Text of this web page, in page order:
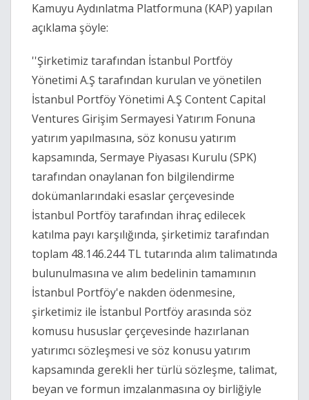
Kamuyu Aydınlatma Platformuna (KAP) yapılan
açıklama şöyle:
''Şirketimiz tarafından İstanbul Portföy
Yönetimi A.Ş tarafından kurulan ve yönetilen
İstanbul Portföy Yönetimi A.Ş Content Capital
Ventures Girişim Sermayesi Yatırım Fonuna
yatırım yapılmasına, söz konusu yatırım
kapsamında, Sermaye Piyasası Kurulu (SPK)
tarafından onaylanan fon bilgilendirme
dokümanlarındaki esaslar çerçevesinde
İstanbul Portföy tarafından ihraç edilecek
katılma payı karşılığında, şirketimiz tarafından
toplam 48.146.244 TL tutarında alım talimatında
bulunulmasına ve alım bedelinin tamamının
İstanbul Portföy'e nakden ödenmesine,
şirketimiz ile İstanbul Portföy arasında söz
komusu hususlar çerçevesinde hazırlanan
yatırımcı sözleşmesi ve söz konusu yatırım
kapsamında gerekli her türlü sözleşme, talimat,
beyan ve formun imzalanmasına oy birliğiyle